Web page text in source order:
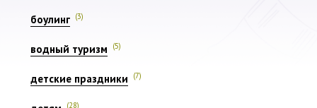
боулинг (3)
водный туризм (5)
детские праздники (7)
(28)